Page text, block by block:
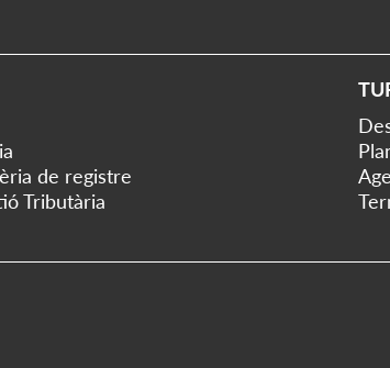
de registre
Tributària